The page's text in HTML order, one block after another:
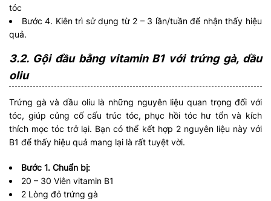
tóc
Bước 4. Kiên trì sử dụng từ 2 – 3 lần/tuần để nhận thấy hiệu
quả.
3.2. Gội đầu bằng vitamin B1 với trứng gà, dầu
oliu
Trứng gà và dầu oliu là những nguyên liệu quan trọng đối với
tóc, giúp củng cố cấu trúc tóc, phục hồi tóc hư tổn và kích
thích mọc tóc trở lại. Bạn có thể kết hợp 2 nguyên liệu này với
B1 để thấy hiệu quả mang lại là rất tuyệt vời.
Bước 1. Chuẩn bị:
20 – 30 Viên vitamin B1
2 Lòng đỏ trứng gà